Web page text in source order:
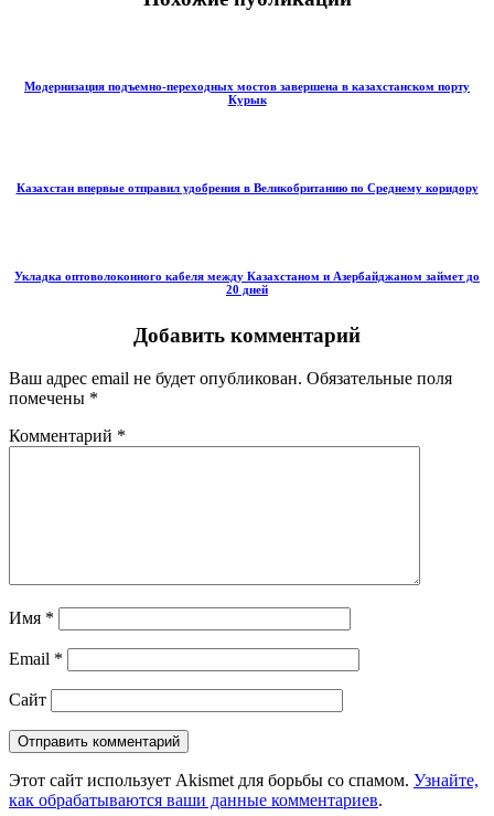
Модернизация подъемно-переходных мостов завершена в казахстанском порту
Курык
Казахстан впервые отправил удобрения в Великобританию по Среднему коридору
Укладка оптоволоконного кабеля между Казахстаном и Азербайджаном займет до
20 дней
Добавить комментарий
Ваш адрес email не будет опубликован. Обязательные поля
помечены *
Комментарий *
Имя *
Email *
Сайт
Этот сайт использует Akismet для борьбы со спамом. Узнайте,
как обрабатываются ваши данные комментариев.